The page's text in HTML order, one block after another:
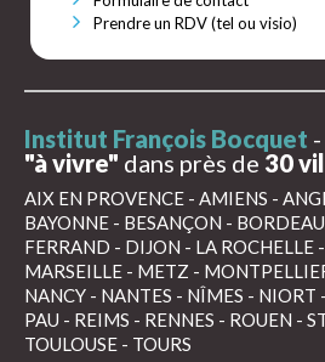
Prendre un RDV (tel ou visio)
Institut François Bocquet -
"à vivre" dans près de 30
AIX EN PROVENCE - AMIENS -
BAYONNE - BESANÇON -
FERRAND - DIJON - LA ROCHELLE -
MARSEILLE - METZ -
NANCY - NANTES - NÎMES - NIORT -
PAU - REIMS - RENNES - ROUEN -
TOULOUSE - TOURS